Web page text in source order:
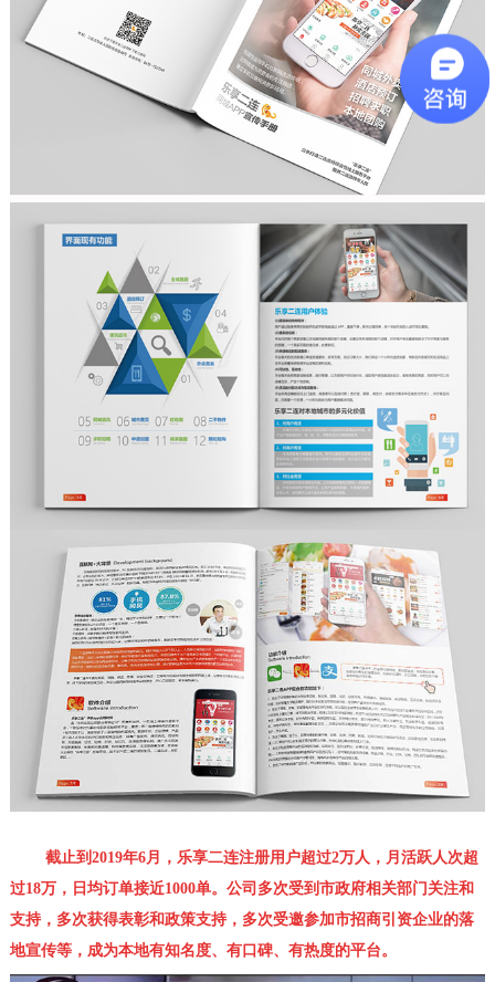
截止到2019年6月，乐享二连注册用户超过2万人，月活跃人次超
过18万，日均订单接近1000单。公司多次受到市政府相关部门关注和
支持，多次获得表彰和政策支持，多次受邀参加市招商引资企业的落
地宣传等，成为本地有知名度、有口碑、有热度的平台。